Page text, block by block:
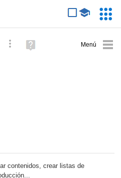
Búsqueda avanzada
Ayuda
(en
contenidos, crear listas de